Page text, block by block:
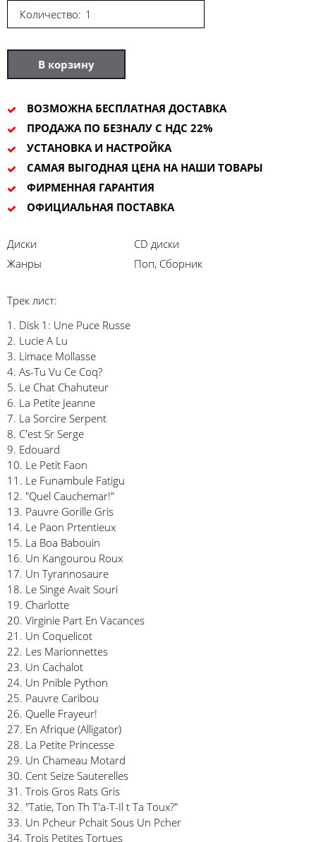
Количество:
В корзину
ВОЗМОЖНА БЕСПЛАТНАЯ ДОСТАВКА
ПРОДАЖА ПО БЕЗНАЛУ С НДС 22%
УСТАНОВКА И НАСТРОЙКА
САМАЯ ВЫГОДНАЯ ЦЕНА НА НАШИ ТОВАРЫ
ФИРМЕННАЯ ГАРАНТИЯ
ОФИЦИАЛЬНАЯ ПОСТАВКА
Диски
CD диски
Жанры
Поп, Сборник
Трек лист:
1. Disk 1: Une Puce Russe
2. Lucie A Lu
3. Limace Mollasse
4. As-Tu Vu Ce Coq?
5. Le Chat Chahuteur
6. La Petite Jeanne
7. La Sorcire Serpent
8. C'est Sr Serge
9. Edouard
10. Le Petit Faon
11. Le Funambule Fatigu
12. "Quel Cauchemar!"
13. Pauvre Gorille Gris
14. Le Paon Prtentieux
15. La Boa Babouin
16. Un Kangourou Roux
17. Un Tyrannosaure
18. Le Singe Avait Souri
19. Charlotte
20. Virginie Part En Vacances
21. Un Coquelicot
22. Les Marionnettes
23. Un Cachalot
24. Un Pnible Python
25. Pauvre Caribou
26. Quelle Frayeur!
27. En Afrique (Alligator)
28. La Petite Princesse
29. Un Chameau Motard
30. Cent Seize Sauterelles
31. Trois Gros Rats Gris
32. "Tatie, Ton Th T'a-T-Il t Ta Toux?"
33. Un Pcheur Pchait Sous Un Pcher
34. Trois Petites Tortues